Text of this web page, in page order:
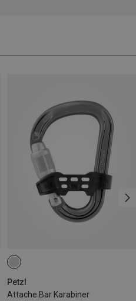
Petzl
Attache Bar Karabiner